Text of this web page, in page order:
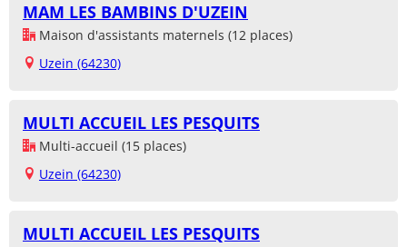
MAM LES BAMBINS D'UZEIN
Maison d'assistants maternels (12 places)
Uzein (64230)
MULTI ACCUEIL LES PESQUITS
Multi-accueil (15 places)
Uzein (64230)
MULTI ACCUEIL LES PESQUITS